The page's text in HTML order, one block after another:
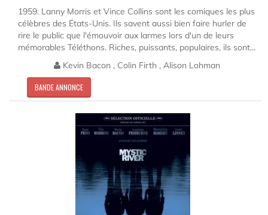
1959. Lanny Morris et Vince Collins sont les comiques les plus
célèbres des États-Unis. Ils savent aussi bien faire hurler de
rire le public que l'émouvoir aux larmes lors d'un de leurs
mémorables Téléthons. Riches, puissants, populaires, ils sont...
Kevin Bacon , Colin Firth , Alison Lohman
BANDE ANNONCE